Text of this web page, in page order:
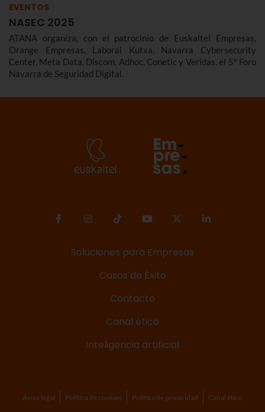
EVENTOS
NASEC 2025
ATANA organiza, con el patrocinio de Euskaltel Empresas,
Orange Empresas, Laboral Kutxa, Navarra Cybersecurity
Center, Meta Data, Discom, Adhoc, Conetic y Veridas, el 5º Foro
Navarra de Seguridad Digital.
Soluciones para Empresas
Casos de Éxito
Contacto
Canal ético
Inteligencia artificial
Aviso legal Política de cookies Política de privacidad Canal ético